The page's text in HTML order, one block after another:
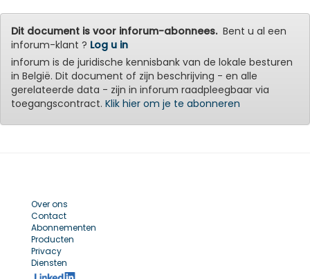
Dit document is voor inforum-abonnees.Bent u al een
inforum-klant ? Log u in
inforum is de juridische kennisbank van de lokale besturen
in België. Dit document of zijn beschrijving - en alle
gerelateerde data - zijn in inforum raadpleegbaar via
toegangscontract. Klik hier om je te abonneren
Over ons
Contact
Abonnementen
Producten
Privacy
Diensten